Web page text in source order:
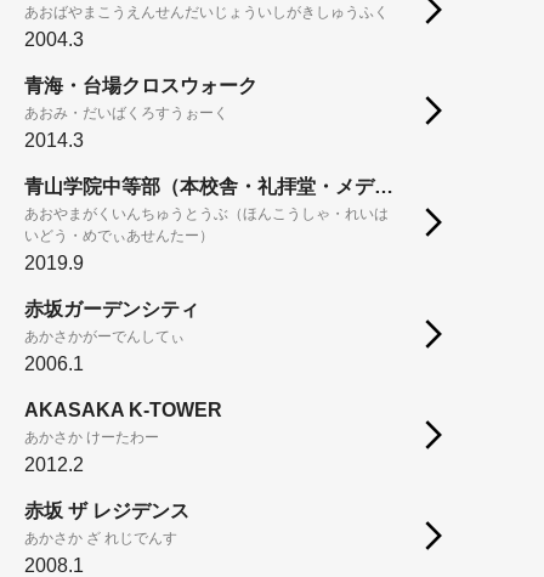
あおばやまこうえんせんだいじょういしがきしゅうふく
2004.3
青海・台場クロスウォーク
あおみ・だいばくろすうぉーく
2014.3
青山学院中等部（本校舎・礼拝堂・メディアセンター）
あおやまがくいんちゅうとうぶ（ほんこうしゃ・れいは
いどう・めでぃあせんたー）
2019.9
赤坂ガーデンシティ
あかさかがーでんしてぃ
2006.1
AKASAKA K-TOWER
あかさか けーたわー
2012.2
赤坂 ザ レジデンス
あかさか ざ れじでんす
2008.1